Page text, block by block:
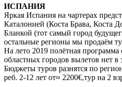
ИСПАНИЯ
Яркая Испания на чартерах
Каталонией (Коста Брава, Коста
Бланкой (тот самый город
остальные регионы мы продаём
На лето 2019 полётная программа
областных городов вылетов нет в
Бюджеты туров разнятся по
реб. 2-12 лет от≈ 2200€,тур на 2